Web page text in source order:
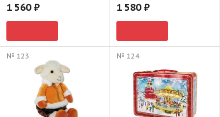
1 560 1 580
№ 123 № 124